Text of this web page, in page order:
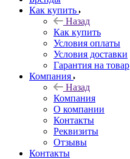
Как купить
Назад
Как купить
Условия оплаты
Условия доставки
Гарантия на товар
Компания
Назад
Компания
О компании
Контакты
Реквизиты
Отзывы
Контакты